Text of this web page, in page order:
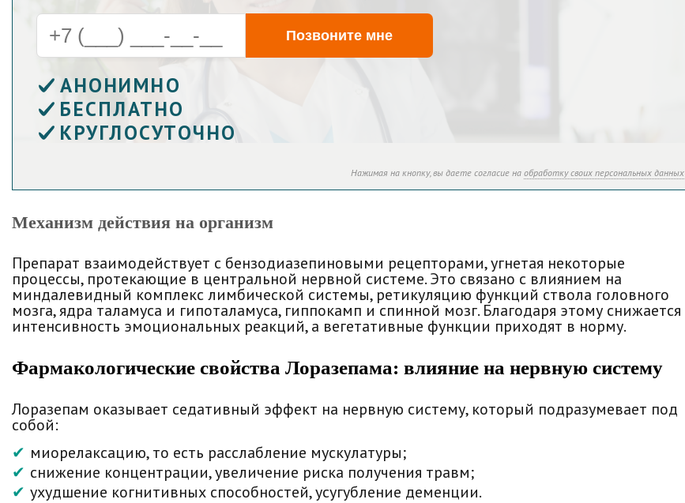
АНОНИМНО
БЕСПЛАТНО
КРУГЛОСУТОЧНО
Позвоните мне
Нажимая на кнопку, вы даете согласие наобработку своих персональных данных
Механизм действия на организм
Препарат взаимодействует с бензодиазепиновыми рецепторами, угнетая некоторые
процессы, протекающие в центральной нервной системе. Это связано с влиянием на
миндалевидный комплекс лимбической системы, ретикуляцию функций ствола головного
мозга, ядра таламуса и гипоталамуса, гиппокамп и спинной мозг. Благодаря этому снижается
интенсивность эмоциональных реакций, а вегетативные функции приходят в норму.
Фармакологические свойства Лоразепама: влияние на нервную систему
Лоразепам оказывает седативный эффект на нервную систему, который подразумевает под
собой:
миорелаксацию, то есть расслабление мускулатуры;
снижение концентрации, увеличение риска получения травм;
ухудшение когнитивных способностей, усугубление деменции.